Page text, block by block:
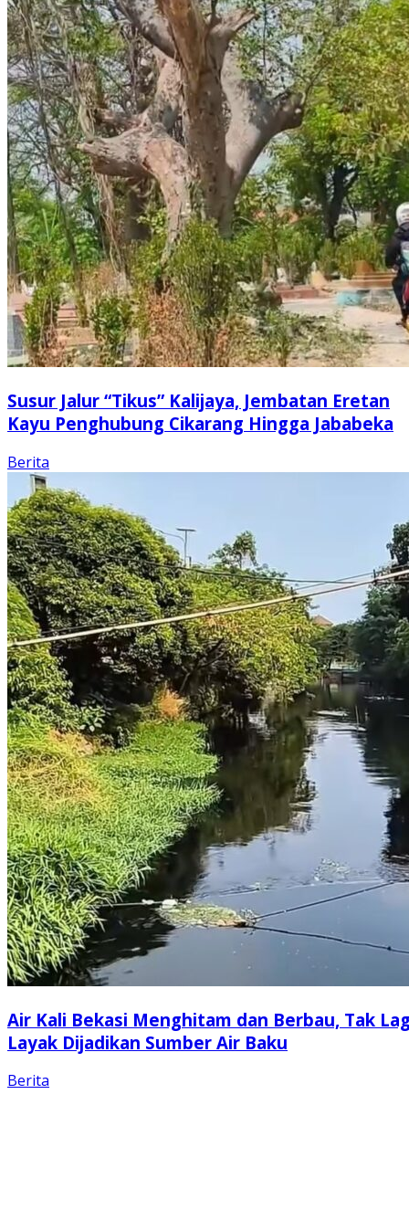
Susur Jalur “Tikus” Kalijaya, Jembatan Eretan
Kayu Penghubung Cikarang Hingga Jababeka
Berita
Air Kali Bekasi Menghitam dan Berbau, Tak
Layak Dijadikan Sumber Air Baku
Berita